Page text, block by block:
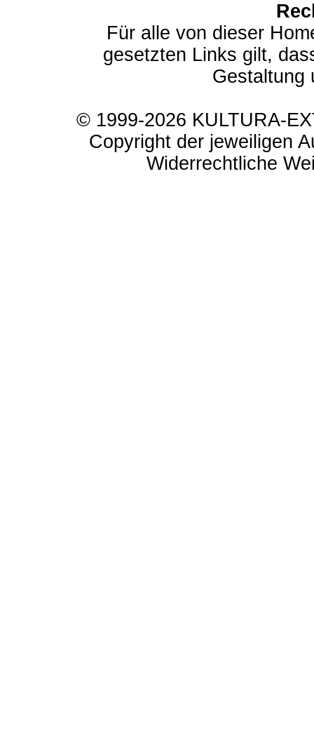
Für alle von dieser
gesetzten Links gilt,
Gestaltung
© 1999-2026 KULTURA-
Copyright der jeweiligen
Widerrechtliche